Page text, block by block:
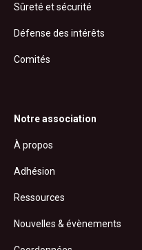
Sûreté et sécurité
Défense des intérêts
Comités
Notre association
À propos
Adhésion
Ressources
Nouvelles & évènements